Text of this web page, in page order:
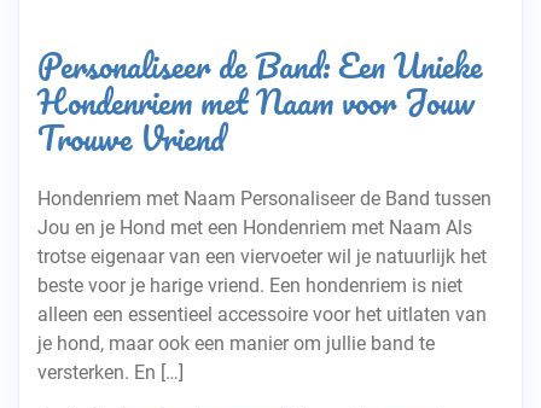
Personaliseer de Band: Een Unieke
Hondenriem met Naam voor Jouw
Trouwe Vriend
Hondenriem met Naam Personaliseer de Band tussen
Jou en je Hond met een Hondenriem met Naam Als
trotse eigenaar van een viervoeter wil je natuurlijk het
beste voor je harige vriend. Een hondenriem is niet
alleen een essentieel accessoire voor het uitlaten van
je hond, maar ook een manier om jullie band te
versterken. En […]